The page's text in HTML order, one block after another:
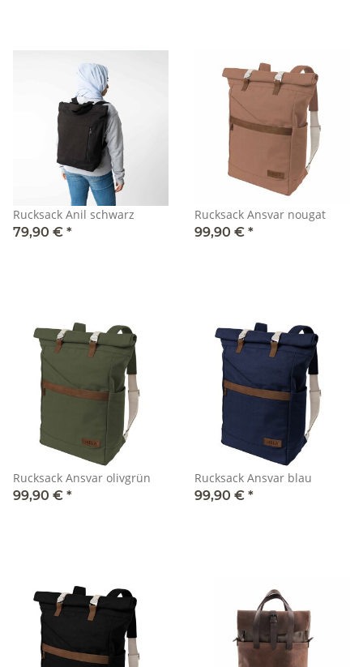
Rucksack Anil schwarz
79,90 € *
Rucksack Ansvar nougat
99,90 € *
Rucksack Ansvar olivgrün
99,90 € *
Rucksack Ansvar blau
99,90 € *